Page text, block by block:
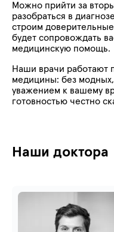
Можно прийти за
разобраться в
строим
будет сопровождать
медицинскую помощь.
Наши врачи работают
медицины: без
уважением к вашему
готовностью честно
Наши доктора